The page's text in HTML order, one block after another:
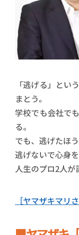
「逃げる」とい
まとう。
学校でも会社で
る。
でも、逃げたほ
逃げないで心身
人生のプロ2人が
［ヤマザキマリ